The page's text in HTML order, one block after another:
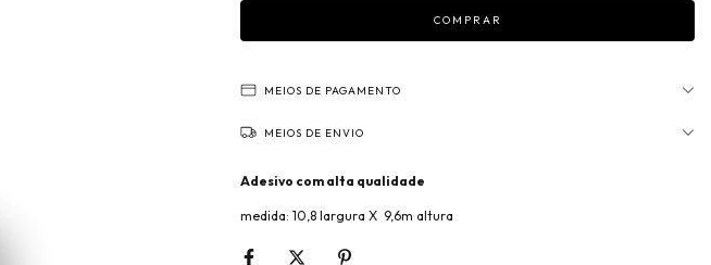
MEIOS DE PAGAMENTO
MEIOS DE ENVIO
Adesivo com alta qualidade
medida: 10,8 largura X 9,6m altura